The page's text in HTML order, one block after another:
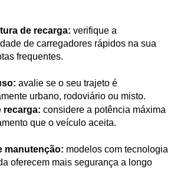
de recarga: verifique a
de carregadores rápidos na sua
frequentes.
avalie se o seu trajeto é
urbano, rodoviário ou misto.
recarga: considere a potência máxima
que o veículo aceita.
manutenção: modelos com tecnologia
oferecem mais segurança a longo